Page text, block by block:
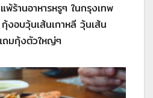
พ้ร้านอาหารหรูๆ ในกรุงเทพ
กุ้งอบวุ้นเส้นเกาหลี วุ้นเส้น
ถมกุ้งตัวใหญ่ๆ